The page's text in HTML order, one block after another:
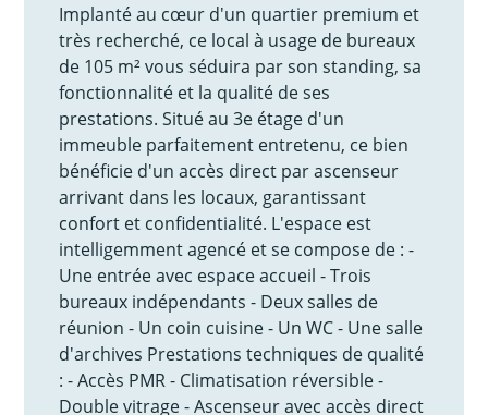
Implanté au cœur d'un quartier premium et
très recherché, ce local à usage de bureaux
de 105 m² vous séduira par son standing, sa
fonctionnalité et la qualité de ses
prestations. Situé au 3e étage d'un
immeuble parfaitement entretenu, ce bien
bénéficie d'un accès direct par ascenseur
arrivant dans les locaux, garantissant
confort et confidentialité. L'espace est
intelligemment agencé et se compose de : -
Une entrée avec espace accueil - Trois
bureaux indépendants - Deux salles de
réunion - Un coin cuisine - Un WC - Une salle
d'archives Prestations techniques de qualité
: - Accès PMR - Climatisation réversible -
Double vitrage - Ascenseur avec accès direct